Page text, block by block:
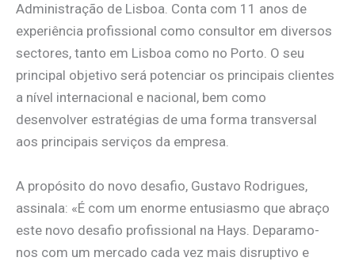
Administração de Lisboa. Conta com 11 anos de
experiência profissional como consultor em diversos
sectores, tanto em Lisboa como no Porto. O seu
principal objetivo será potenciar os principais clientes
a nível internacional e nacional, bem como
desenvolver estratégias de uma forma transversal
aos principais serviços da empresa.
A propósito do novo desafio, Gustavo Rodrigues,
assinala: «É com um enorme entusiasmo que abraço
este novo desafio profissional na Hays. Deparamo-
nos com um mercado cada vez mais disruptivo e